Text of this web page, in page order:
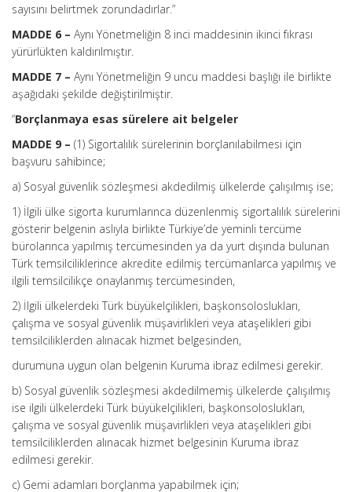
sayısını belirtmek zorundadırlar.”
MADDE 6 – Aynı Yönetmeliğin 8 inci maddesinin ikinci fıkrası
yürürlükten kaldırılmıştır.
MADDE 7 – Aynı Yönetmeliğin 9 uncu maddesi başlığı ile birlikte
aşağıdaki şekilde değiştirilmiştir.
“Borçlanmaya esas sürelere ait belgeler
MADDE 9 – (1) Sigortalılık sürelerinin borçlanılabilmesi için
başvuru sahibince;
a) Sosyal güvenlik sözleşmesi akdedilmiş ülkelerde çalışılmış ise;
1) İlgili ülke sigorta kurumlarınca düzenlenmiş sigortalılık sürelerini
gösterir belgenin aslıyla birlikte Türkiye’de yeminli tercüme
bürolarınca yapılmış tercümesinden ya da yurt dışında bulunan
Türk temsilciliklerince akredite edilmiş tercümanlarca yapılmış ve
ilgili temsilcilikçe onaylanmış tercümesinden,
2) İlgili ülkelerdeki Türk büyükelçilikleri, başkonsoloslukları,
çalışma ve sosyal güvenlik müşavirlikleri veya ataşelikleri gibi
temsilciliklerden alınacak hizmet belgesinden,
durumuna uygun olan belgenin Kuruma ibraz edilmesi gerekir.
b) Sosyal güvenlik sözleşmesi akdedilmemiş ülkelerde çalışılmış
ise ilgili ülkelerdeki Türk büyükelçilikleri, başkonsoloslukları,
çalışma ve sosyal güvenlik müşavirlikleri veya ataşelikleri gibi
temsilciliklerden alınacak hizmet belgesinin Kuruma ibraz
edilmesi gerekir.
c) Gemi adamları borçlanma yapabilmek için;